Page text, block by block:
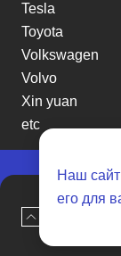
Tesla
Toyota
Volkswagen
Volvo
Xin yuan
etc
Отзывы о
Наш сайт
его для